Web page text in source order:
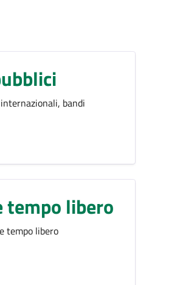
bandi
tempo libero
tempo libero